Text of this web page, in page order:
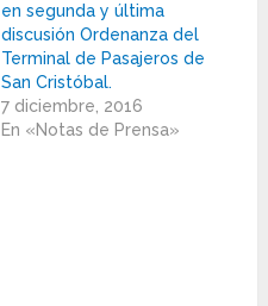
en segunda y última
discusión Ordenanza del
Terminal de Pasajeros de
San Cristóbal.
7 diciembre, 2016
En «Notas de Prensa»